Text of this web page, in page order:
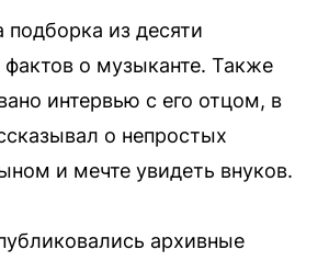
подборка из десяти
о музыканте. Также
интервью с его отцом, в
о непростых
и мечте увидеть внуков.
архивные